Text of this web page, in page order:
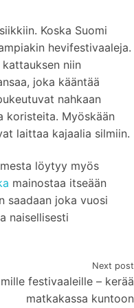
Koska Suomi
hevifestivaaleja.
niin
joka kääntää
nahkaan
koristeita. Myöskään
laittaa kajaalia silmiin.
löytyy myös
mainostaa itseään
saadaan joka vuosi
naisellisesti
Next post
festivaaleille – kerää
matkakassa kuntoon